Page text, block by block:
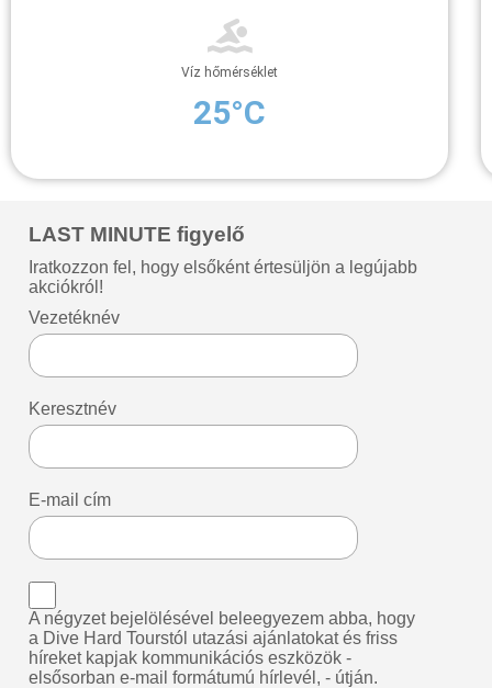
Víz hőmérséklet
25°C
LAST MINUTE figyelő
Iratkozzon fel, hogy elsőként értesüljön a legújabb
akciókról!
Vezetéknév
Keresztnév
E-mail cím
A négyzet bejelölésével beleegyezem abba, hogy
a Dive Hard Tourstól utazási ajánlatokat és friss
híreket kapjak kommunikációs eszközök -
elsősorban e-mail formátumú hírlevél, - útján.